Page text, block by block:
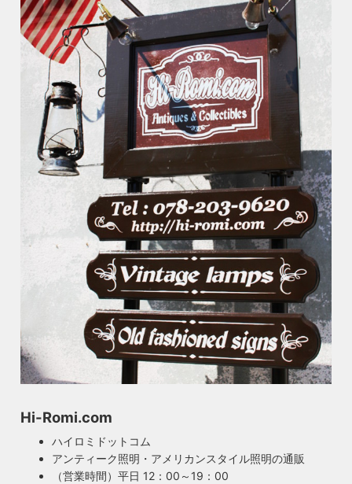
Hi-Romi.com
ハイロミドットコム
アンティーク照明・アメリカンスタイル照明の通販
（営業時間）平日 12：00～19：00